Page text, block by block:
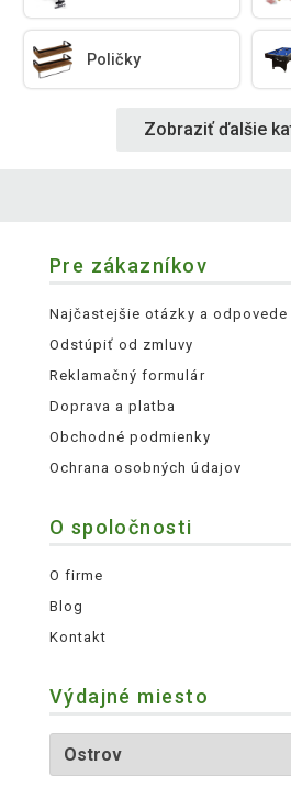
Poličky
Zobraziť ďalšie
Pre zákazníkov
Najčastejšie otázky a odpovede
Odstúpiť od zmluvy
Reklamačný formulár
Doprava a platba
Obchodné podmienky
Ochrana osobných údajov
O spoločnosti
O firme
Blog
Kontakt
Výdajné miesto